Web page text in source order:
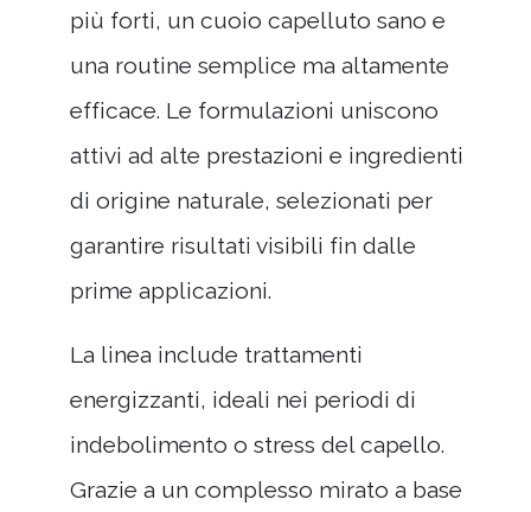
più forti, un cuoio capelluto sano e
una routine semplice ma altamente
efficace. Le formulazioni uniscono
attivi ad alte prestazioni e ingredienti
di origine naturale, selezionati per
garantire risultati visibili fin dalle
prime applicazioni.
La linea include trattamenti
energizzanti, ideali nei periodi di
indebolimento o stress del capello.
Grazie a un complesso mirato a base